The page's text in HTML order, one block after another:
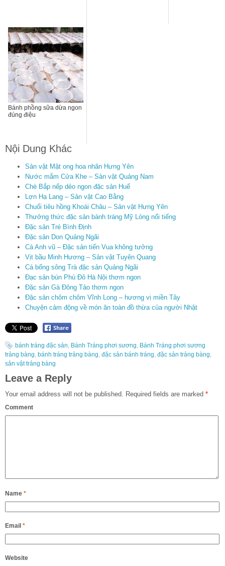
Bánh phồng sữa dừa ngon
đúng điệu
Nội Dung Khác
Sản vật Mật ong hoa nhãn Hưng Yên
Nước mắm Cửa Khe – Sản vật Quảng Nam
Chè Bắp nếp dẻo ngon đặc sản Huế
Lợn Hạ Lang – Sản vật Cao Bằng
Chuối tiêu hồng Khoái Châu – Sản vật Hưng Yên
Thưởng thức đặc sản bánh tráng Mỹ Lòng nổi tiếng
Đặc sản Tré Bình Định
Đặc sản Don Quảng Ngãi
Cá Anh vũ – Đặc sản tiến Vua không tưởng
Vịt bầu Minh Hương – Sản vật Tuyên Quang
Cá bống sông Trà đặc sản Quảng Ngãi
Đạc sản bún Phú Đô Hà Nội thơm ngon
Đặc sản Gà Đông Tảo thơm ngon
Đặc sản chôm chôm Vĩnh Long – hương vị miền Tây
Chuyện cảm động về món ăn toàn đồ thừa của người Nhật
bánh tráng đặc sản, Bánh Tráng phơi sương, Bánh Tráng phơi sương
trảng bàng, bánh tráng trảng bàng, đặc sản bánh tráng, đặc sản trảng bàng,
sản vật trảng bàng
Leave a Reply
Your email address will not be published. Required fields are marked *
Comment
Name *
Email *
Website